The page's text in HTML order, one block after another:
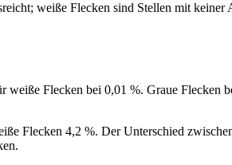
weiße Flecken sind Stellen mit keiner
Flecken bei 0,01 %. Graue Flecken
Flecken 4,2 %. Der Unterschied